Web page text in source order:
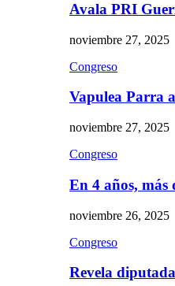
Avala PRI
noviembre 27, 2025
Congreso
Vapulea Parra
noviembre 27, 2025
Congreso
En 4 años, más
noviembre 26, 2025
Congreso
Revela